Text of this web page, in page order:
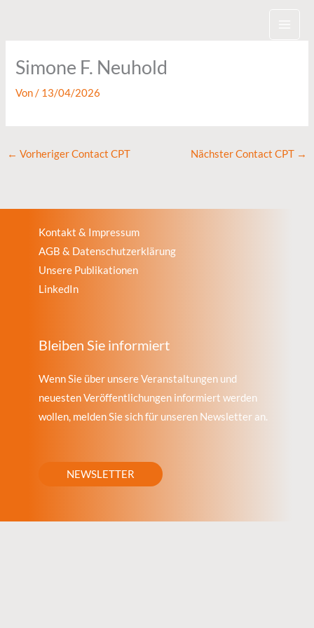
Simone F. Neuhold
Von/ 13/04/2026
← Vorheriger Contact CPT Nächster Contact CPT →
Kontakt & Impressum
AGB & Datenschutzerklärung
Unsere Publikationen
LinkedIn
Bleiben Sie informiert
Wenn Sie über unsere Veranstaltungen und
neuesten Veröffentlichungen informiert werden
wollen, melden Sie sich für unseren Newsletter an.
NEWSLETTER